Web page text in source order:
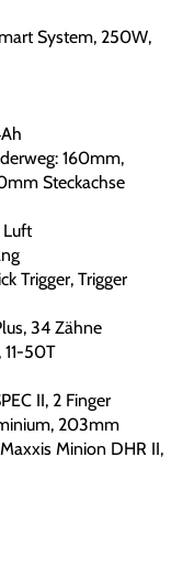
System, 250W,
160mm,
Steckachse
Luft
Trigger, Trigger
34 Zähne
11-50T
II, 2 Finger
203mm
Minion DHR II,